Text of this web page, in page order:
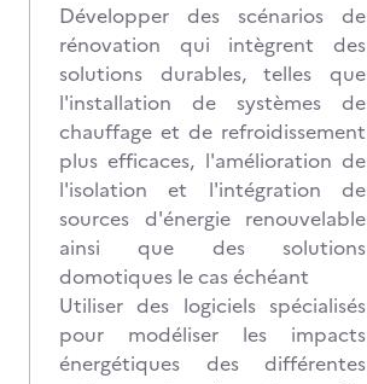
Développer des scénarios de
rénovation qui intègrent des
solutions durables, telles que
l'installation de systèmes de
chauffage et de refroidissement
plus efficaces, l'amélioration de
l'isolation et l'intégration de
sources d'énergie renouvelable
ainsi que des solutions
domotiques le cas échéant
Utiliser des logiciels spécialisés
pour modéliser les impacts
énergétiques des différentes